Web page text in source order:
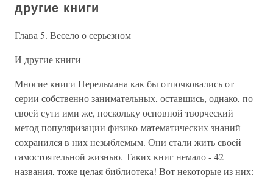
другие книги
Глава 5. Весело о серьезном
И другие книги
Многие книги Перельмана как бы отпочковались от
серии собственно занимательных, оставшись, однако, по
своей сути ими же, поскольку основной творческий
метод популяризации физико-математических знаний
сохранился в них незыблемым. Они стали жить своей
самостоятельной жизнью. Таких книг немало - 42
названия, тоже целая библиотека! Вот некоторые из них: